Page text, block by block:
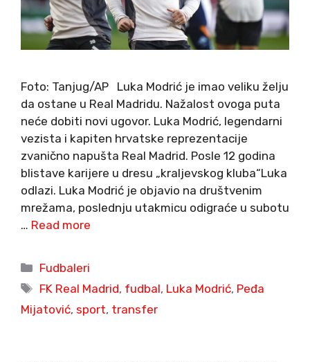
Foto: Tanjug/AP Luka Modrić je imao veliku želju
da ostane u Real Madridu. Nažalost ovoga puta
neće dobiti novi ugovor. Luka Modrić, legendarni
vezista i kapiten hrvatske reprezentacije
zvanično napušta Real Madrid. Posle 12 godina
blistave karijere u dresu „kraljevskog kluba“Luka
odlazi. Luka Modrić je objavio na društvenim
mrežama, poslednju utakmicu odigraće u subotu
… Read more
Categories
Fudbaleri
Tags
FK Real Madrid, fudbal, Luka Modrić, Peđa
Mijatović, sport, transfer